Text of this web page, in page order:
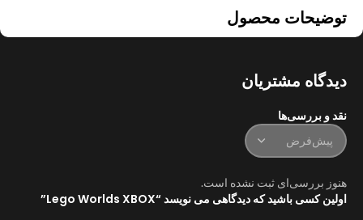
توضیحات محصول
دیدگاه مشتریان
نقد و بررسی‌ها
هنوز بررسی‌ای ثبت نشده است.
اولین کسی باشید که دیدگاهی می نویسد “Lego Worlds XBOX”